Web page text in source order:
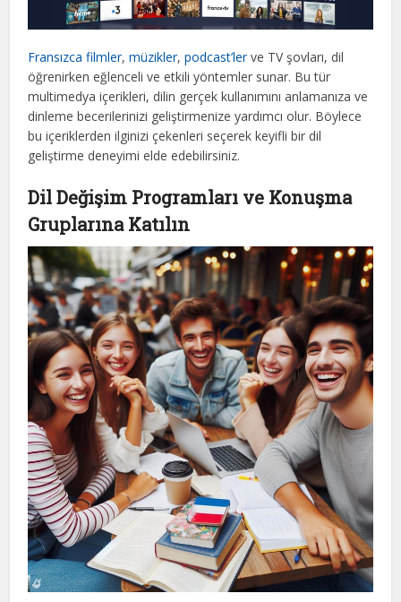
Fransızca filmler,müzikler,podcast’lerve TV şovları, dil
öğrenirken eğlenceli ve etkili yöntemler sunar. Bu tür
multimedya içerikleri, dilin gerçek kullanımını anlamanıza ve
dinleme becerilerinizi geliştirmenize yardımcı olur. Böylece
bu içeriklerden ilginizi çekenleri seçerek keyifli bir dil
geliştirme deneyimi elde edebilirsiniz.
Dil Değişim Programları ve Konuşma
Gruplarına Katılın